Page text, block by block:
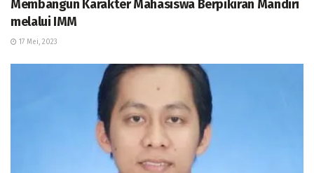
Membangun Karakter Mahasiswa Berpikiran Mandiri
melalui IMM
17 Mei, 2023